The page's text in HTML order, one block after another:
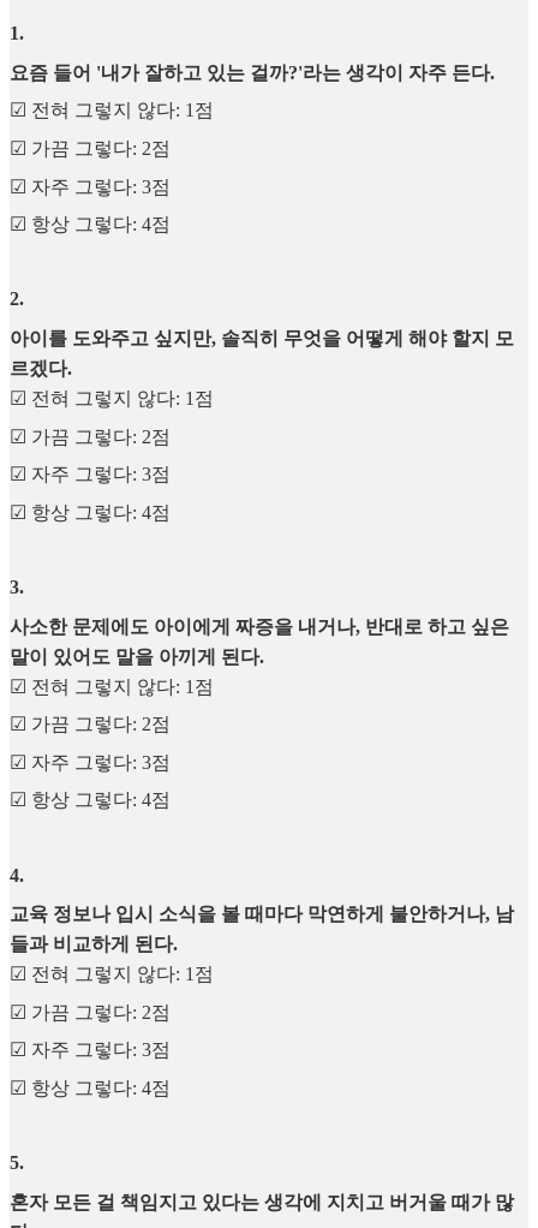
1.
요즘 들어 '내가 잘하고 있는 걸까?'라는 생각이 자주 든다.
☑︎ 전혀 그렇지 않다: 1점
☑︎ 가끔 그렇다: 2점
☑︎ 자주 그렇다: 3점
☑︎ 항상 그렇다: 4점
2.
아이를 도와주고 싶지만, 솔직히 무엇을 어떻게 해야 할지 모
르겠다.
☑︎ 전혀 그렇지 않다: 1점
☑︎ 가끔 그렇다: 2점
☑︎ 자주 그렇다: 3점
☑︎ 항상 그렇다: 4점
3.
사소한 문제에도 아이에게 짜증을 내거나, 반대로 하고 싶은
말이 있어도 말을 아끼게 된다.
☑︎ 전혀 그렇지 않다: 1점
☑︎ 가끔 그렇다: 2점
☑︎ 자주 그렇다: 3점
☑︎ 항상 그렇다: 4점
4.
교육 정보나 입시 소식을 볼 때마다 막연하게 불안하거나, 남
들과 비교하게 된다.
☑︎ 전혀 그렇지 않다: 1점
☑︎ 가끔 그렇다: 2점
☑︎ 자주 그렇다: 3점
☑︎ 항상 그렇다: 4점
5.
혼자 모든 걸 책임지고 있다는 생각에 지치고 버거울 때가 많